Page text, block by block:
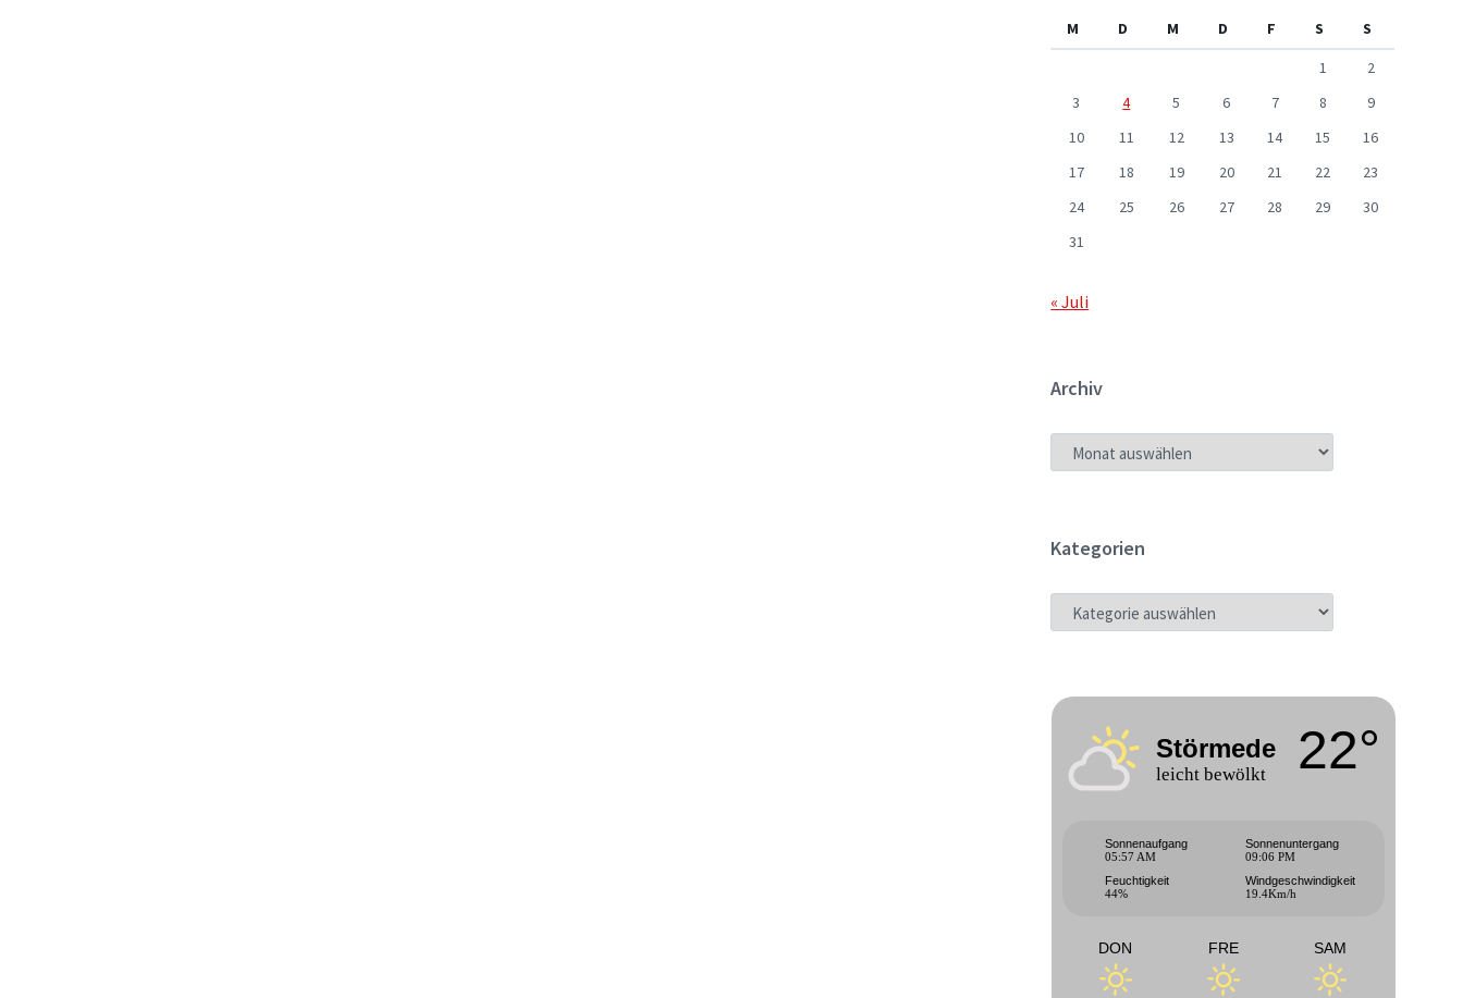
M
D M D F S
S
1
2
3
4 5 6 7 8
9
10
11 12 13 14 15
16
17
18 19 20 21 22
23
24
25 26 27 28 29
30
31
« Juli
Archiv
ARCHIV
Kategorien
KATEGORIEN
Störmede
leicht bewölkt 22°
Sonnenaufgang
05:57 AM
Sonnenuntergang
09:06 PM
Feuchtigkeit
44%
Windgeschwindigkeit
19.4Km/h
DON FRE SAM